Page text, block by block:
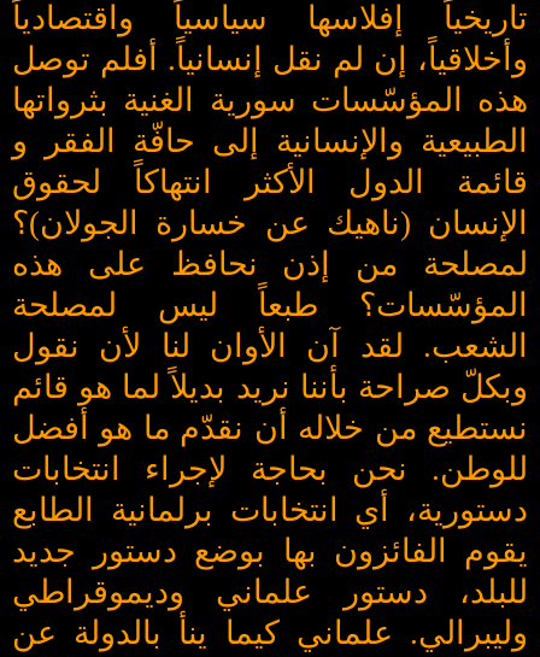
تاريخياً إفلاسها سياسياً واقتصادياً
وأخلاقياً، إن لم نقل إنسانياً. أفلم توصل
هذه المؤسّسات سورية الغنية بثرواتها
الطبيعية والإنسانية إلى حافّة الفقر و
قائمة الدول الأكثر انتهاكاً لحقوق
الإنسان (ناهيك عن خسارة الجولان)؟
لمصلحة من إذن نحافظ على هذه
المؤسّسات؟ طبعاً ليس لمصلحة
الشعب. لقد آن الأوان لنا لأن نقول
وبكلّ صراحة بأننا نريد بديلاً لما هو قائم
نستطيع من خلاله أن نقدّم ما هو أفضل
للوطن. نحن بحاجة لإجراء انتخابات
دستورية، أي انتخابات برلمانية الطابع
يقوم الفائزون بها بوضع دستور جديد
للبلد، دستور علماني وديموقراطي
وليبرالي. علماني كيما ينأ بالدولة عن